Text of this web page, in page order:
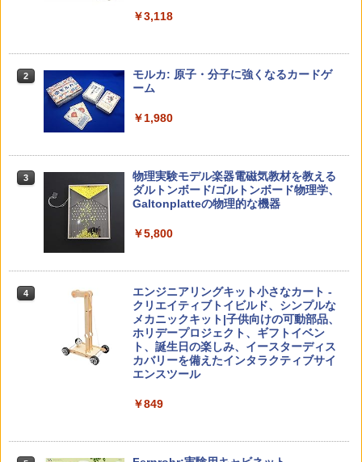
￥-
3
カウンセリングとは何か 変化するという
こと (講談社現代新書 2787)
4 子どもが変わる魔法の言葉
￥2,200
ゼロからわかる！ みるみる図形に強く
￥1,430
何回も書ける! れんしゅうボード ひらが
な・カタカナ・すうじ・ABC 3歳以上 知
【くもん出版公式特別セット】くもん出
版(KUMON PUBLISHING) くもんの日本
知育玩具 おもちゃ 5歳以上 KUMON PN-
￥4,046
くもん出版(KUMON PUBLISHING) ロジ
カル国旗パズル 知育玩具 おもちゃ 4歳以
上 KUMON LK-10
2
中学英語をもう一度ひとつひとつわかり
￥2,750
￥4,290
戦！編
￥1,320
ット図鑑 (サンクチュアリ出版)
￥3,118
2
モルカ: 原子・分子に強くなるカードゲ
ーム
￥1,980
3
物理実験モデル楽器電磁気教材を教える
ダルトンボード/ゴルトンボード物理学、
Galtonplatteの物理的な機器
￥5,800
4
エンジニアリングキット小さなカート -
クリエイティブトイビルド、シンプルな
メカニックキット|子供向けの可動部品、
ホリデープロジェクト、ギフトイベン
ト、誕生日の楽しみ、イースターディス
カバリーを備えたインタラクティブサイ
エンスツール
￥849